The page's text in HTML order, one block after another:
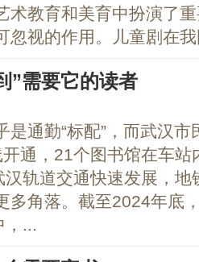
术教育和美育中扮演了
忽视的作用。儿童剧在
”需要它的读者
是通勤“标配”，而武汉
通，21个图书馆在车
轨道交通快速发展，
多角落。截至2024年底
，...